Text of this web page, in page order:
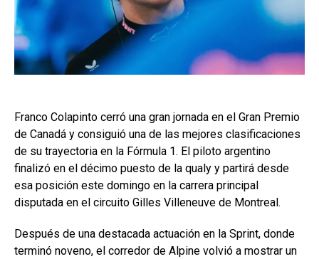
Franco Colapinto cerró una gran jornada en el Gran Premio
de Canadá y consiguió una de las mejores clasificaciones
de su trayectoria en la Fórmula 1. El piloto argentino
finalizó en el décimo puesto de la qualy y partirá desde
esa posición este domingo en la carrera principal
disputada en el circuito Gilles Villeneuve de Montreal.
Después de una destacada actuación en la Sprint, donde
terminó noveno, el corredor de Alpine volvió a mostrar un